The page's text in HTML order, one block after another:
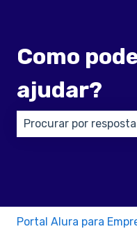
Como
ajudar?
Portal Alura para